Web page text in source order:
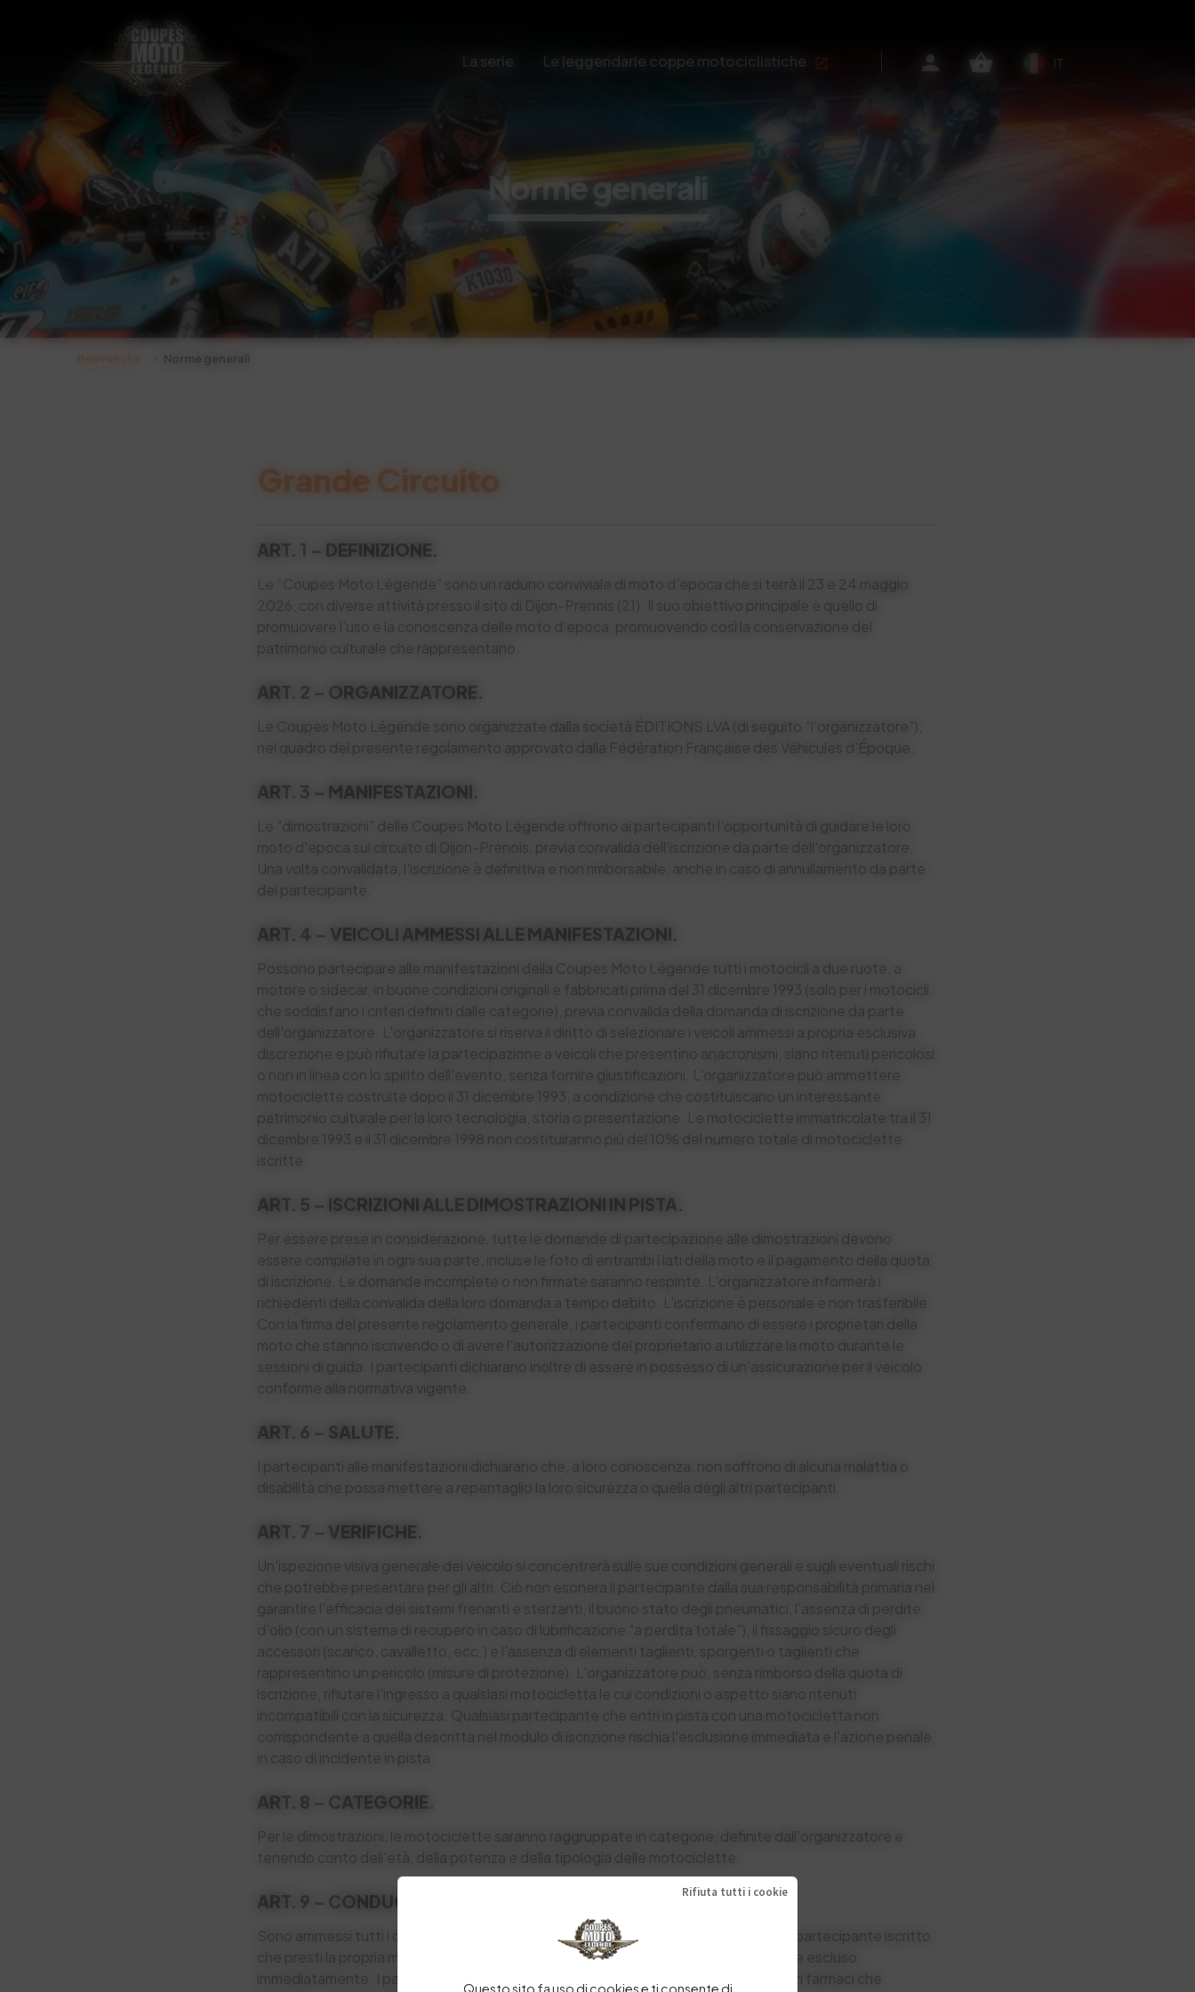
La serie Le leggendarie coppe motociclistiche IT
Norme generali
Norme generali
Grande Circuito
ART. 1 – DEFINIZIONE.
Le “Coupes Moto Légende” sono un raduno conviviale di moto d’epoca che si terrà il 23 e 24 maggio
2026, con diverse attività presso il sito di Dijon-Prenois (21). Il suo obiettivo principale è quello di
promuovere l’uso e la conoscenza delle moto d’epoca, promuovendo così la conservazione del
patrimonio culturale che rappresentano.
ART. 2 – ORGANIZZATORE.
Le Coupes Moto Légende sono organizzate dalla società ÉDITIONS LVA (di seguito “l'organizzatore”),
nel quadro del presente regolamento approvato dalla Fédération Française des Véhicules d'Époque.
ART. 3 – MANIFESTAZIONI.
Le "dimostrazioni" delle Coupes Moto Légende offrono ai partecipanti l'opportunità di guidare le loro
moto d'epoca sul circuito di Dijon-Prenois, previa convalida dell'iscrizione da parte dell'organizzatore.
Una volta convalidata, l'iscrizione è definitiva e non rimborsabile, anche in caso di annullamento da parte
del partecipante.
ART. 4 – VEICOLI AMMESSI ALLE MANIFESTAZIONI.
Possono partecipare alle manifestazioni della Coupes Moto Légende tutti i motocicli a due ruote, a
motore o sidecar, in buone condizioni originali e fabbricati prima del 31 dicembre 1993 (solo per i motocicli
che soddisfano i criteri definiti dalle categorie), previa convalida della domanda di iscrizione da parte
dell'organizzatore. L'organizzatore si riserva il diritto di selezionare i veicoli ammessi a propria esclusiva
discrezione e può rifiutare la partecipazione a veicoli che presentino anacronismi, siano ritenuti pericolosi
o non in linea con lo spirito dell'evento, senza fornire giustificazioni. L'organizzatore può ammettere
motociclette costruite dopo il 31 dicembre 1993, a condizione che costituiscano un interessante
patrimonio culturale per la loro tecnologia, storia o presentazione. Le motociclette immatricolate tra il 31
dicembre 1993 e il 31 dicembre 1998 non costituiranno più del 10% del numero totale di motociclette
ART. 5 – ISCRIZIONI ALLE DIMOSTRAZIONI IN PISTA.
Per essere prese in considerazione, tutte le domande di partecipazione alle dimostrazioni devono
essere compilate in ogni sua parte, incluse le foto di entrambi i lati della moto e il pagamento della quota
di iscrizione. Le domande incomplete o non firmate saranno respinte. L'organizzatore informerà i
richiedenti della convalida della loro domanda a tempo debito. L'iscrizione è personale e non trasferibile.
Con la firma del presente regolamento generale, i partecipanti confermano di essere i proprietari della
moto che stanno iscrivendo o di avere l'autorizzazione del proprietario a utilizzare la moto durante le
sessioni di guida. I partecipanti dichiarano inoltre di essere in possesso di un'assicurazione per il veicolo
conforme alla normativa vigente.
ART. 6 – SALUTE.
I partecipanti alle manifestazioni dichiarano che, a loro conoscenza, non soffrono di alcuna malattia o
disabilità che possa mettere a repentaglio la loro sicurezza o quella degli altri partecipanti.
ART. 7 – VERIFICHE.
Un'ispezione visiva generale del veicolo si concentrerà sulle sue condizioni generali e sugli eventuali rischi
che potrebbe presentare per gli altri. Ciò non esonera il partecipante dalla sua responsabilità primaria nel
garantire l'efficacia dei sistemi frenanti e sterzanti, il buono stato degli pneumatici, l'assenza di perdite
d'olio (con un sistema di recupero in caso di lubrificazione "a perdita totale"), il fissaggio sicuro degli
accessori (scarico, cavalletto, ecc.) e l'assenza di elementi taglienti, sporgenti o taglienti che
rappresentino un pericolo (misure di protezione). L'organizzatore può, senza rimborso della quota di
iscrizione, rifiutare l'ingresso a qualsiasi motocicletta le cui condizioni o aspetto siano ritenuti
incompatibili con la sicurezza. Qualsiasi partecipante che entri in pista con una motocicletta non
corrispondente a quella descritta nel modulo di iscrizione rischia l'esclusione immediata e l'azione penale
in caso di incidente in pista.
ART. 8 – CATEGORIE.
Per le dimostrazioni, le motociclette saranno raggruppate in categorie, definite dall'organizzatore e
tenendo conto dell'età, della potenza e della tipologia delle motociclette.
ART. 9 – CONDUCENTI AUTORIZZATI.
Sono ammessi tutti i conducenti maggiorenni iscritti alle giornate in pista. Qualsiasi partecipante iscritto
che presti la propria moto a terzi rischia di essere perseguito penalmente e di essere escluso
immediatamente. I partecipanti si impegnano a non aver assunto alcol, droghe o altri farmaci che
Questo sito fa uso di cookies e ti consente di
Rifiuta tutti i cookie